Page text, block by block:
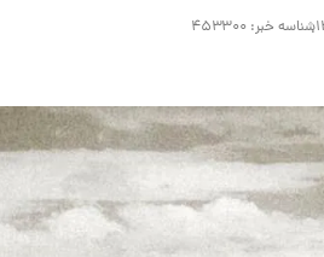
شناسه خبر: ۴۵۳۳۰۰